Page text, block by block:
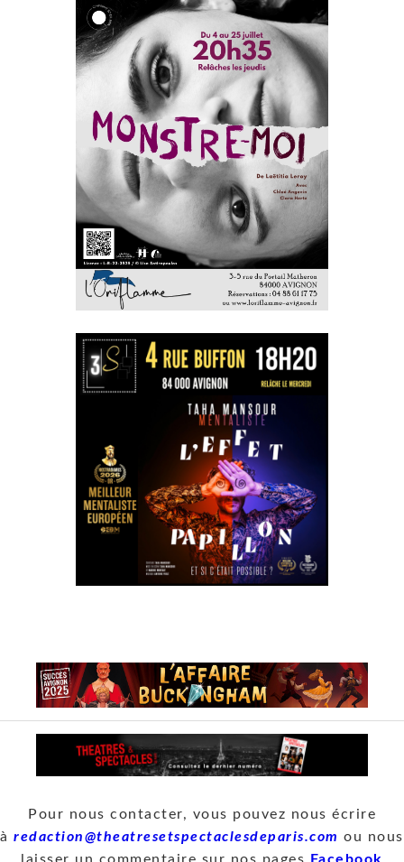
Pour nous contacter, vous pouvez nous écrire
àredaction@theatresetspectaclesdeparis.com ou nous